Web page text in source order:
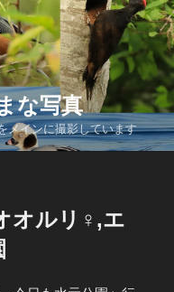
な写真
メインに撮影しています
オルリ♀,エ